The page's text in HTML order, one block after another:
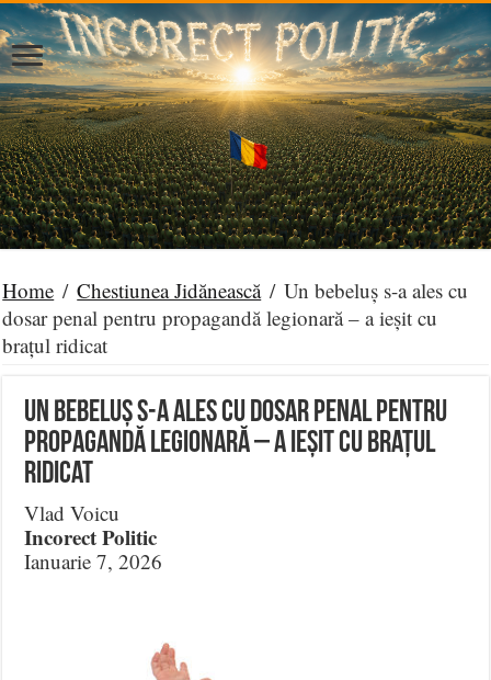
Home / Chestiunea Jidănească / Un bebeluș s-a ales cu
dosar penal pentru propagandă legionară – a ieșit cu
brațul ridicat
Un bebeluș s-a ales cu dosar penal pentru
propagandă legionară – a ieșit cu brațul
ridicat
Vlad Voicu
Incorect Politic
Ianuarie 7, 2026